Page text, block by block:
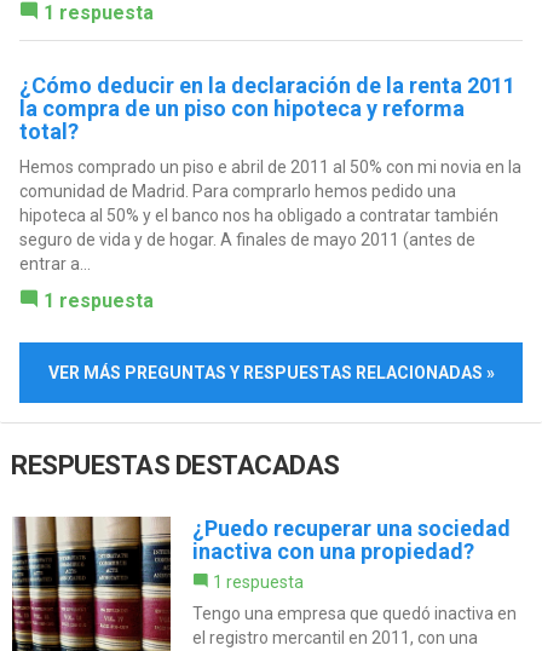
1 respuesta
¿Cómo deducir en la declaración de la renta 2011
la compra de un piso con hipoteca y reforma
total?
Hemos comprado un piso e abril de 2011 al 50% con mi novia en la
comunidad de Madrid. Para comprarlo hemos pedido una
hipoteca al 50% y el banco nos ha obligado a contratar también
seguro de vida y de hogar. A finales de mayo 2011 (antes de
entrar a...
1 respuesta
VER MÁS PREGUNTAS Y RESPUESTAS RELACIONADAS »
RESPUESTAS DESTACADAS
¿Puedo recuperar una sociedad
inactiva con una propiedad?
1 respuesta
Tengo una empresa que quedó inactiva en
el registro mercantil en 2011, con una